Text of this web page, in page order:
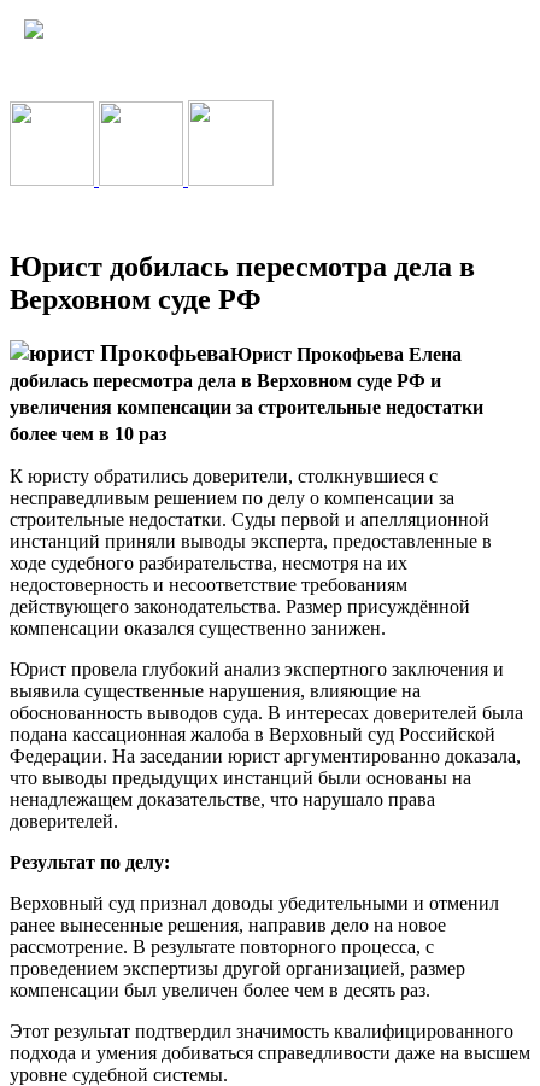
Юрист добилась пересмотра дела в
Верховном суде РФ
Юрист Прокофьева Елена
добилась пересмотра дела в Верховном суде РФ и
увеличения компенсации за строительные недостатки
более чем в 10 раз
К юристу обратились доверители, столкнувшиеся с
несправедливым решением по делу о компенсации за
строительные недостатки. Суды первой и апелляционной
инстанций приняли выводы эксперта, предоставленные в
ходе судебного разбирательства, несмотря на их
недостоверность и несоответствие требованиям
действующего законодательства. Размер присуждённой
компенсации оказался существенно занижен.
Юрист провела глубокий анализ экспертного заключения и
выявила существенные нарушения, влияющие на
обоснованность выводов суда. В интересах доверителей была
подана кассационная жалоба в Верховный суд Российской
Федерации. На заседании юрист аргументированно доказала,
что выводы предыдущих инстанций были основаны на
ненадлежащем доказательстве, что нарушало права
доверителей.
Результат по делу:
Верховный суд признал доводы убедительными и отменил
ранее вынесенные решения, направив дело на новое
рассмотрение. В результате повторного процесса, с
проведением экспертизы другой организацией, размер
компенсации был увеличен более чем в десять раз.
Этот результат подтвердил значимость квалифицированного
подхода и умения добиваться справедливости даже на высшем
уровне судебной системы.